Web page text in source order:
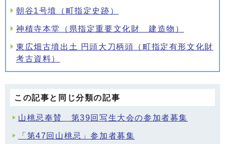
朝谷1号墳（町指定史跡）
神積寺本堂（県指定重要文化財 建造物）
東広畑古墳出土 円頭大刀柄頭（町指定有形文化財
考古資料）
この記事と同じ分類の記事
山桃忌奉賛 第39回写生大会の参加者募集
「第47回山桃忌」参加者募集